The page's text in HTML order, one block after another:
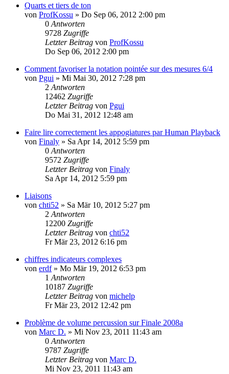
Quarts et tiers de ton
von ProfKossu » Do Sep 06, 2012 2:00 pm
0 Antworten
9728 Zugriffe
Letzter Beitrag von ProfKossu
Do Sep 06, 2012 2:00 pm
Comment favoriser la notation pointée sur des mesures 6/4
von Pgui » Mi Mai 30, 2012 7:28 pm
2 Antworten
12462 Zugriffe
Letzter Beitrag von Pgui
Do Mai 31, 2012 12:48 am
Faire lire correctement les appogiatures par Human Playback
von Finaly » Sa Apr 14, 2012 5:59 pm
0 Antworten
9572 Zugriffe
Letzter Beitrag von Finaly
Sa Apr 14, 2012 5:59 pm
Liaisons
von chti52 » Sa Mär 10, 2012 5:27 pm
2 Antworten
12200 Zugriffe
Letzter Beitrag von chti52
Fr Mär 23, 2012 6:16 pm
chiffres indicateurs complexes
von erdf» Mo Mär 19, 2012 6:53 pm
1 Antworten
10187 Zugriffe
Letzter Beitrag von michelp
Fr Mär 23, 2012 12:42 pm
Problème de volume percussion sur Finale 2008a
von Marc D. » Mi Nov 23, 2011 11:43 am
0 Antworten
9787 Zugriffe
Letzter Beitrag von Marc D.
Mi Nov 23, 2011 11:43 am